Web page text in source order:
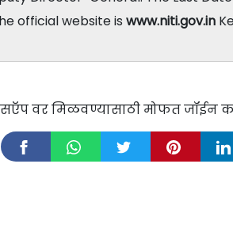
official website is www.niti.gov.in
वर मिळवण्यासाठी मोफत जॉईन